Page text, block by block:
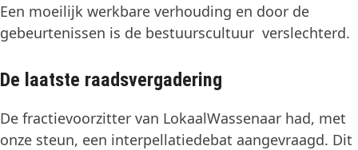
Een moeilijk werkbare verhouding en door de
gebeurtenissen is de bestuurscultuur verslechterd.
De laatste raadsvergadering
De fractievoorzitter van LokaalWassenaar had, met
onze steun, een interpellatiedebat aangevraagd. Dit